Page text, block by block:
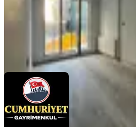
Cumhuriyet EmlakSadık Yılmaz